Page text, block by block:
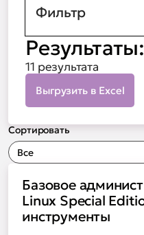
Фильтр
Результаты:
11 результата
Выгрузить в Excel
Сортировать
Все
Базовое
Linux Special
инструменты